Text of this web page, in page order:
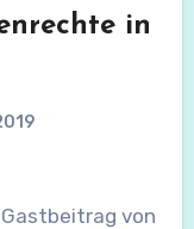
in
von